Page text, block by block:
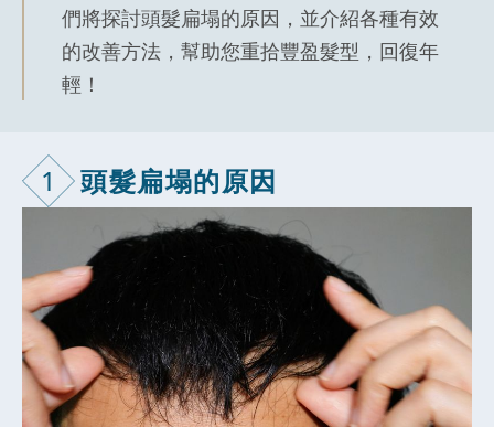
們將探討頭髮扁塌的原因，並介紹各種有效
的改善方法，幫助您重拾豐盈髮型，回復年
輕！
1 頭髮扁塌的原因